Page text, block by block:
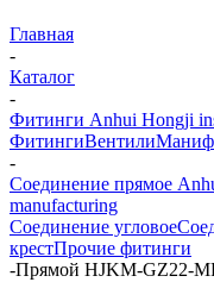
Главная
-
Каталог
-
Фитинги Anhui Hongji
ФитингиВентили
-
Соединение прямое
manufacturing
Соединение угловое
крестПрочие фитинги
-Прямой HJKM-GZ22-